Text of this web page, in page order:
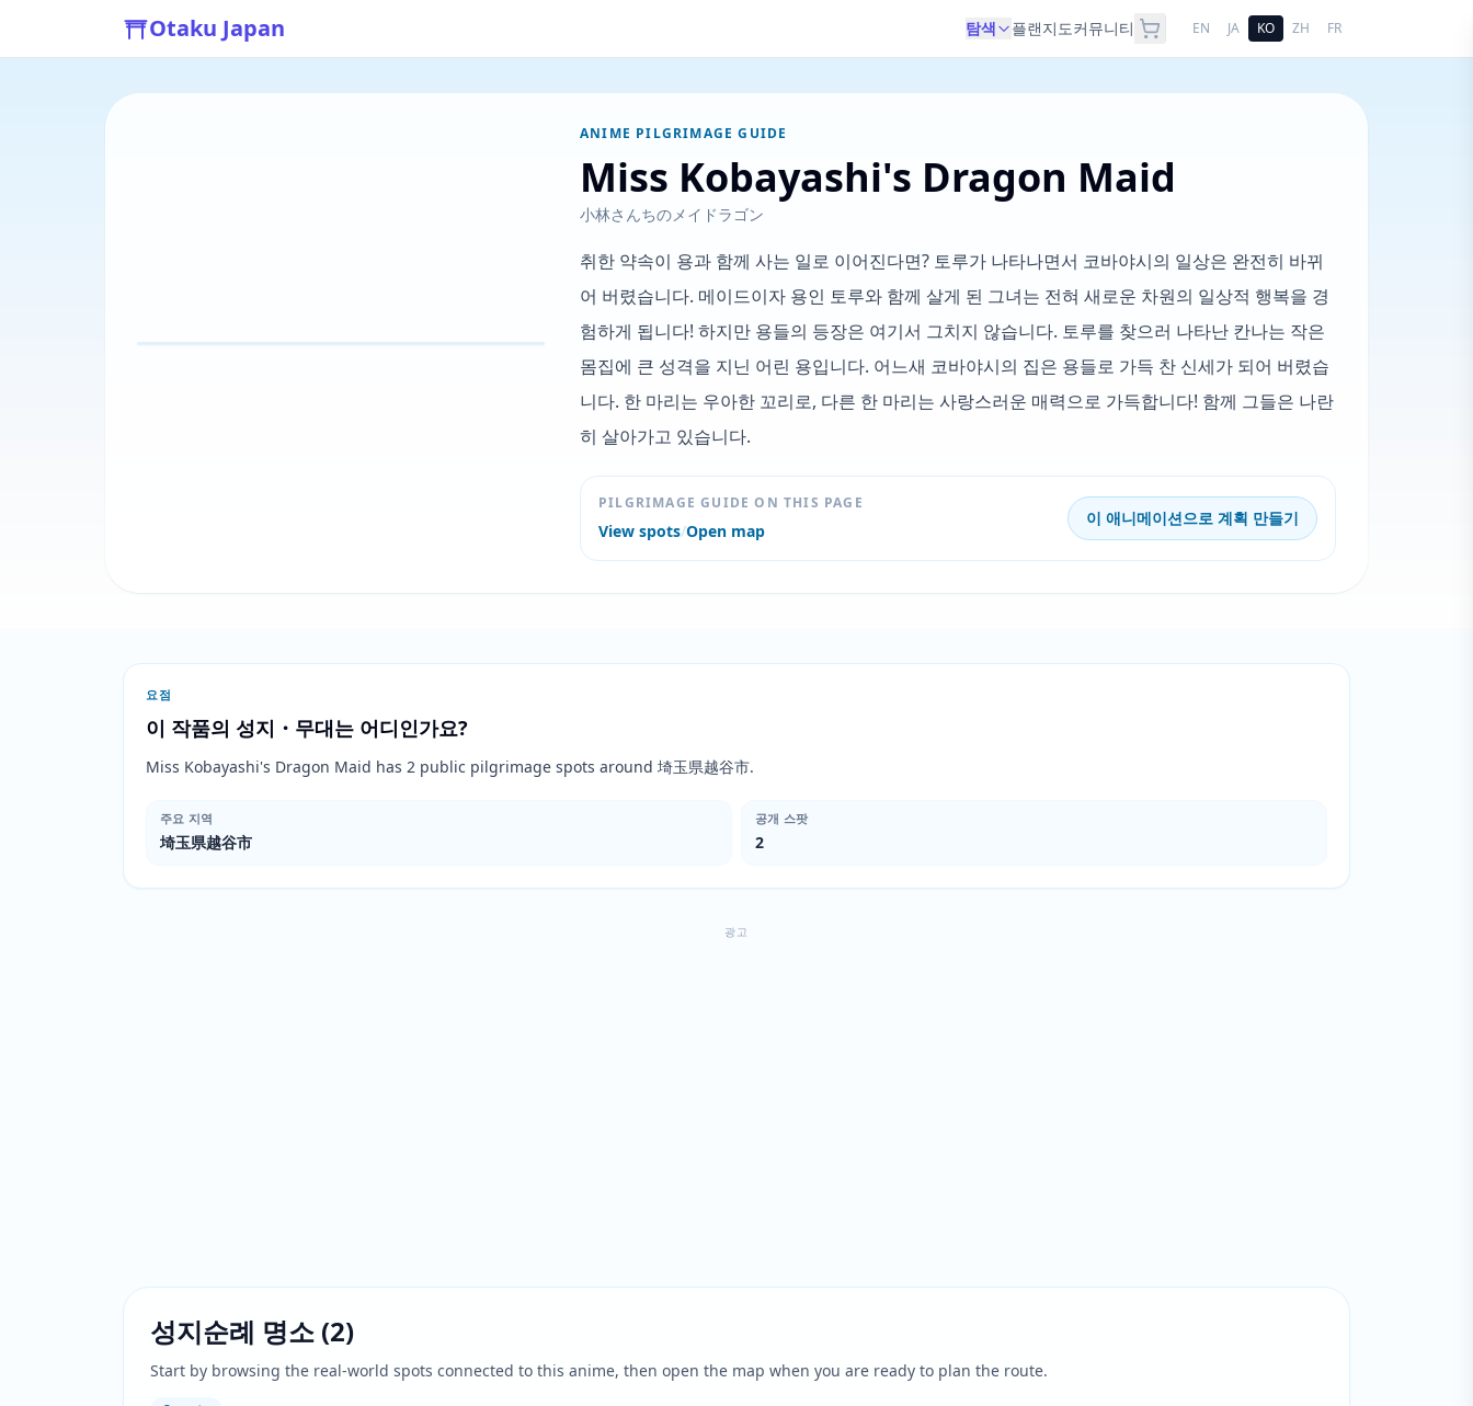
Otaku Japan 탐색 플랜지도커뮤니티 EN JA KO ZH FR
ANIME PILGRIMAGE GUIDE
Miss Kobayashi's Dragon Maid
小林さんちのメイドラゴン
취한 약속이 용과 함께 사는 일로 이어진다면? 토루가 나타나면서 코바야시의 일상은 완전히 바뀌
어 버렸습니다. 메이드이자 용인 토루와 함께 살게 된 그녀는 전혀 새로운 차원의 일상적 행복을 경
험하게 됩니다! 하지만 용들의 등장은 여기서 그치지 않습니다. 토루를 찾으러 나타난 칸나는 작은
몸집에 큰 성격을 지닌 어린 용입니다. 어느새 코바야시의 집은 용들로 가득 찬 신세가 되어 버렸습
니다. 한 마리는 우아한 꼬리로, 다른 한 마리는 사랑스러운 매력으로 가득합니다! 함께 그들은 나란
히 살아가고 있습니다.
PILGRIMAGE GUIDE ON THIS PAGE
View spots/Open map
이 애니메이션으로 계획 만들기
요점
이 작품의 성지・무대는 어디인가요?
Miss Kobayashi's Dragon Maid has 2 public pilgrimage spots around 埼玉県越谷市.
주요 지역
埼玉県越谷市
공개 스팟
2
광고
성지순례 명소 (2)
Start by browsing the real-world spots connected to this anime, then open the map when you are ready to plan the route.